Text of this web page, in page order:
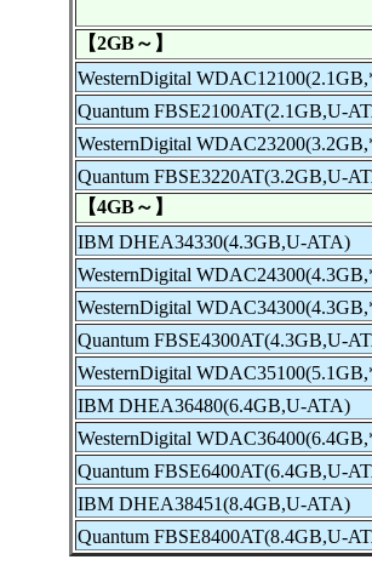
【2GB～】
WesternDigital
Quantum FBSE2100AT(2.1GB,U-
WesternDigital
Quantum FBSE3220AT(3.2GB,U-
【4GB～】
IBM DHEA34330(4.3GB,U-ATA)
WesternDigital
WesternDigital
Quantum FBSE4300AT(4.3GB,U-
WesternDigital
IBM DHEA36480(6.4GB,U-ATA)
WesternDigital
Quantum FBSE6400AT(6.4GB,U-
IBM DHEA38451(8.4GB,U-ATA)
Quantum FBSE8400AT(8.4GB,U-